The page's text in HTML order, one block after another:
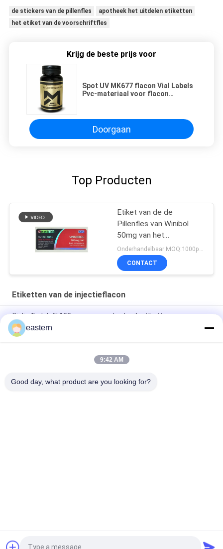
de stickers van de pillenfles
apotheek het uitdelen etiketten
het etiket van de voorschriftfles
Krijg de beste prijs voor
Spot UV MK677 flacon Vial Labels
Pvc-materiaal voor flacon
Doorgaan
Top Producten
Etiket van de de
Pillenfles van Winibol
50mg van het
Genetiklaboratorium het
Mondelinge
Onderhandelbaar MOQ:1000pcs/design
CONTACT
Etiketten van de injectieflacon
Cialis Tadalafil 100mg voor oraal gebruik etiketten
SS-31 Sterke kleefmiddelen Etiketten Peptide flacon
Etiketten
De Biomexlaboratoria archiveert Anabole Aangepaste
eastern
9:42 AM
Good day, what product are you looking for?